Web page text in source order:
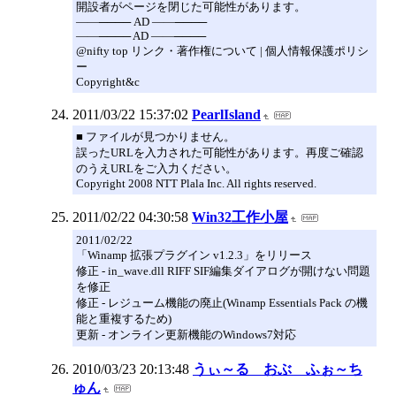
開設者がページを閉じた可能性があります。
――──── AD ――────
――──── AD ――────
@nifty top リンク・著作権について | 個人情報保護ポリシ
ー
Copyright&c
2011/03/22 15:37:02 PearlIsland
■ ファイルが見つかりません。
誤ったURLを入力された可能性があります。再度ご確認
のうえURLをご入力ください。
Copyright 2008 NTT Plala Inc. All rights reserved.
2011/02/22 04:30:58 Win32工作小屋
2011/02/22
「Winamp 拡張プラグイン v1.2.3」をリリース
修正 - in_wave.dll RIFF SIF編集ダイアログが開けない問題
を修正
修正 - レジューム機能の廃止(Winamp Essentials Pack の機
能と重複するため)
更新 - オンライン更新機能のWindows7対応
2010/03/23 20:13:48 うぃ～る おぶ ふぉ～ち
ゅん